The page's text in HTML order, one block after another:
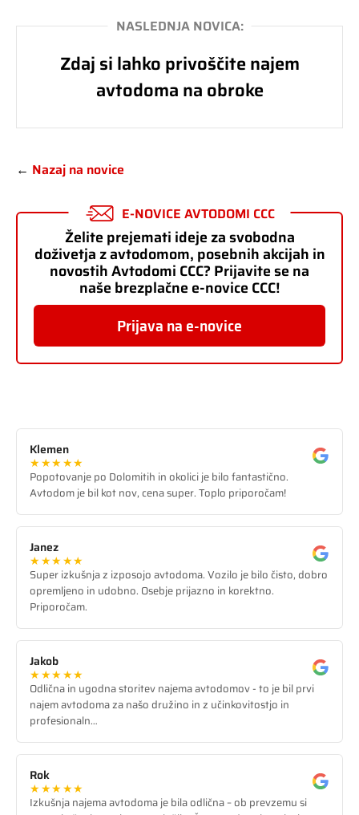
NASLEDNJA NOVICA:
Zdaj si lahko privoščite najem
avtodoma na obroke
← Nazaj na novice
E-NOVICE AVTODOMI CCC
Želite prejemati ideje za svobodna
doživetja z avtodomom, posebnih akcijah in
novostih Avtodomi CCC? Prijavite se na
naše brezplačne e-novice CCC!
Prijava na e-novice
Klemen
★★★★★
Popotovanje po Dolomitih in okolici je bilo fantastično.
Avtodom je bil kot nov, cena super. Toplo priporočam!
Janez
★★★★★
Super izkušnja z izposojo avtodoma. Vozilo je bilo čisto, dobro
opremljeno in udobno. Osebje prijazno in korektno.
Priporočam.
Jakob
★★★★★
Odlična in ugodna storitev najema avtodomov - to je bil prvi
najem avtodoma za našo družino in z učinkovitostjo in
profesionaln…
Rok
★★★★★
Izkušnja najema avtodoma je bila odlična – ob prevzemu si